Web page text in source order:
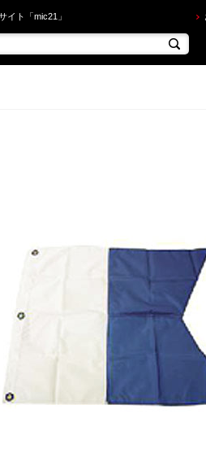
ルファーフラッグナイロン製（71×91cm） を買
イト「mic21」